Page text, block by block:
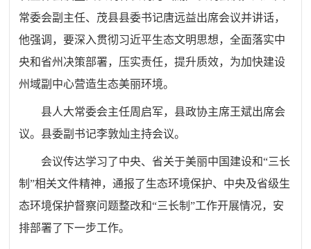
常委会副主任、茂县县委书记唐远益出席会议并讲话，
他强调，要深入贯彻习近平生态文明思想，全面落实中
央和省州决策部署，压实责任，提升质效，为加快建设
州域副中心营造生态美丽环境。
县人大常委会主任周启军，县政协主席王斌出席会
议。县委副书记李敦灿主持会议。
会议传达学习了中央、省关于美丽中国建设和“三长
制”相关文件精神，通报了生态环境保护、中央及省级生
态环境保护督察问题整改和“三长制”工作开展情况，安
排部署了下一步工作。